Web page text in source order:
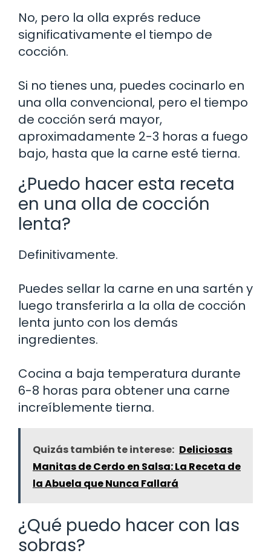
No, pero la olla exprés reduce
significativamente el tiempo de
cocción.
Si no tienes una, puedes cocinarlo en
una olla convencional, pero el tiempo
de cocción será mayor,
aproximadamente 2-3 horas a fuego
bajo, hasta que la carne esté tierna.
¿Puedo hacer esta receta
en una olla de cocción
lenta?
Definitivamente.
Puedes sellar la carne en una sartén y
luego transferirla a la olla de cocción
lenta junto con los demás
ingredientes.
Cocina a baja temperatura durante
6-8 horas para obtener una carne
increíblemente tierna.
Quizás también te interese: Deliciosas
Manitas de Cerdo en Salsa: La Receta de
la Abuela que Nunca Fallará
¿Qué puedo hacer con las
sobras?